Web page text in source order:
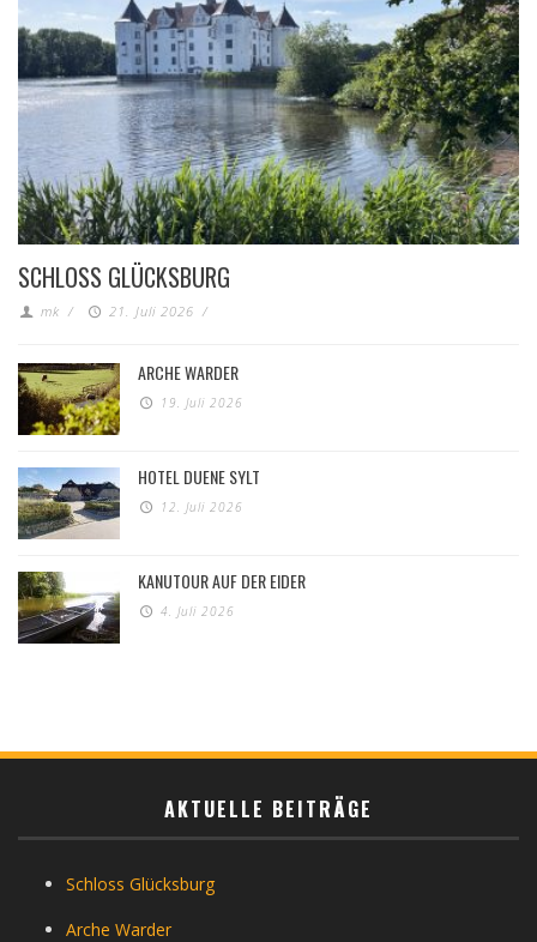
SCHLOSS GLÜCKSBURG
mk / 21. Juli 2026 /
ARCHE WARDER
19. Juli 2026
HOTEL DUENE SYLT
12. Juli 2026
KANUTOUR AUF DER EIDER
4. Juli 2026
AKTUELLE BEITRÄGE
Schloss Glücksburg
Arche Warder